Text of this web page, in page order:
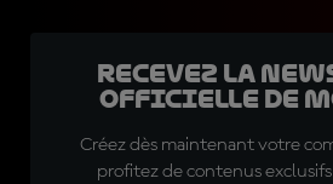
Recevez la
officielle de
Créez dès maintenant votre
profitez de contenus